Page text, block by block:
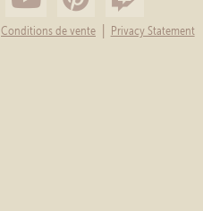
Conditions de vente Privacy Statement